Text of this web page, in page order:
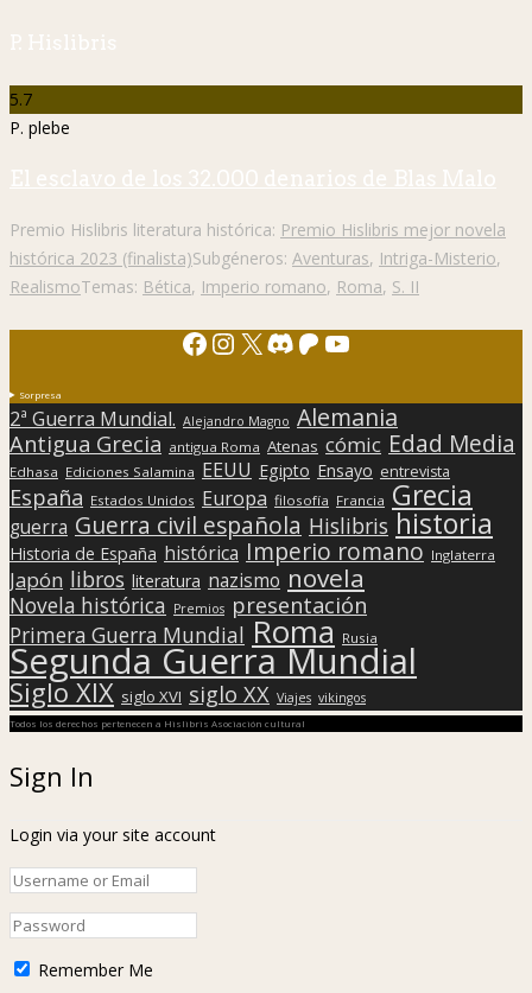
P. Hislibris
5.7
P. plebe
El esclavo de los 32.000 denarios de Blas Malo
Premio Hislibris literatura histórica: Premio Hislibris mejor novela
histórica 2023 (finalista)Subgéneros: Aventuras, Intriga-Misterio,
RealismoTemas: Bética, Imperio romano, Roma, S. II
Facebook
Instagram
X Discord
Patreon
YouTube
Sorpresa
2ª Guerra Mundial. Alejandro Magno Alemania
Antigua Grecia antigua Roma Atenas cómic Edad Media
Edhasa Ediciones Salamina EEUU Egipto Ensayo entrevista
España Estados Unidos Europa filosofía Francia Grecia
guerra Guerra civil española Hislibris historia
Historia de España histórica Imperio romano Inglaterra
Japón libros literatura nazismo novela
Novela histórica Premios presentación
Primera Guerra Mundial Roma Rusia
Segunda Guerra Mundial
Siglo XIX siglo XVI siglo XX Viajes vikingos
Todos los derechos pertenecen a Hislibris Asociación cultural
Sign In
Login via your site account
Remember Me